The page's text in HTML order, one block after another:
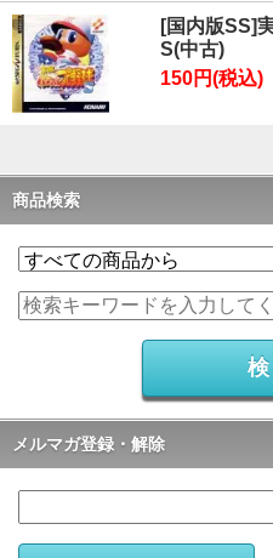
[国内版SS]
S(中古)
150円(税込)
商品検索
メルマガ登録・解除